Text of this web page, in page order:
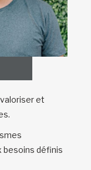
et
besoins définis